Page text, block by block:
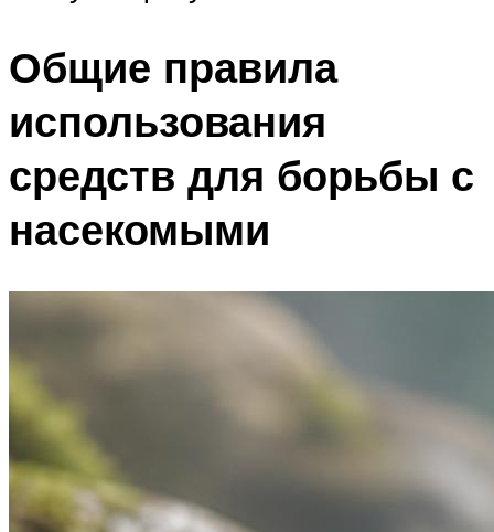
Общие правила
использования
средств для борьбы с
насекомыми